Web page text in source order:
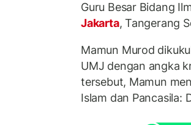
Guru Besar Bidang
Jakarta, Tangerang
Mamun Murod
UMJ dengan angka
tersebut, Mamun
Islam dan Pancasila: